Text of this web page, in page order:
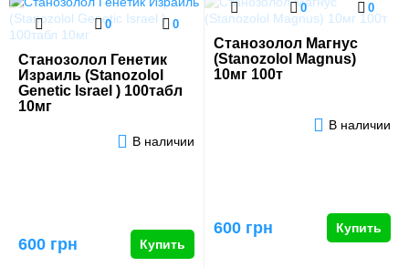
0 0
Станозолол Генетик
Израиль (Stanozolol
Genetic Israel ) 100табл
10мг
В наличии
600 грн Купить
0 0
Станозолол Магнус
(Stanozolol Magnus)
10мг 100т
В наличии
600 грн Купить